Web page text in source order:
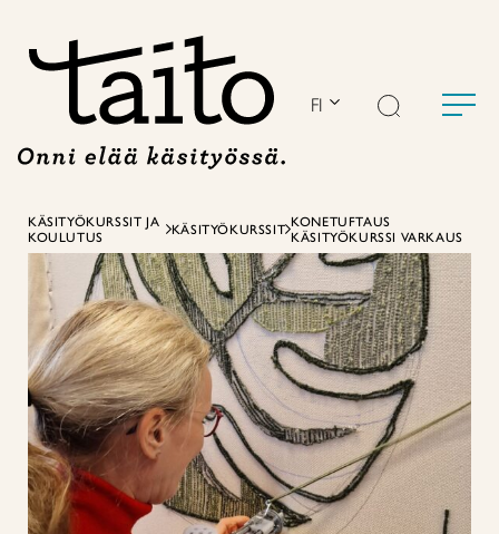
FI
KÄSITYÖKURSSIT JA
KOULUTUS
KÄSITYÖKURSSIT KONETUFTAUS
KÄSITYÖKURSSI VARKAUS